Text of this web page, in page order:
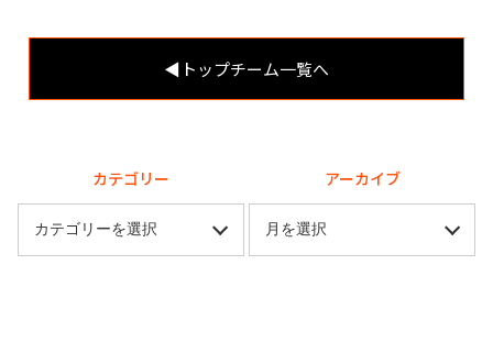
◀︎トップチーム一覧へ
カテゴリー アーカイブ